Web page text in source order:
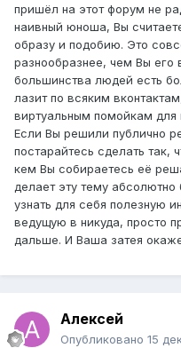
пришёл на этот форум не
наивный юноша, Вы
образу и подобию. Это
разнообразнее, чем Вы его
большинства людей есть
лазит по всяким
виртуальным помойкам для
Если Вы решили публично
постарайтесь сделать так,
кем Вы собираетесь её
делает эту тему
узнать для себя полезную
ведущую в никуда, просто
дальше. И Ваша затея
Алексей
Опубликовано 15